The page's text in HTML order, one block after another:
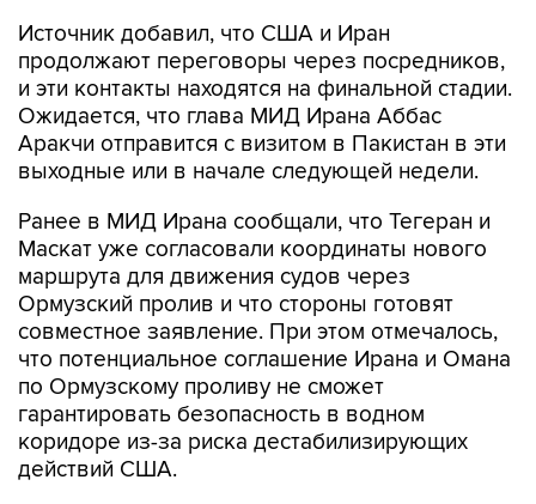
Источник добавил, что США и Иран
продолжают переговоры через посредников,
и эти контакты находятся на финальной стадии.
Ожидается, что глава МИД Ирана Аббас
Аракчи отправится с визитом в Пакистан в эти
выходные или в начале следующей недели.
Ранее в МИД Ирана сообщали, что Тегеран и
Маскат уже согласовали координаты нового
маршрута для движения судов через
Ормузский пролив и что стороны готовят
совместное заявление. При этом отмечалось,
что потенциальное соглашение Ирана и Омана
по Ормузскому проливу не сможет
гарантировать безопасность в водном
коридоре из-за риска дестабилизирующих
действий США.